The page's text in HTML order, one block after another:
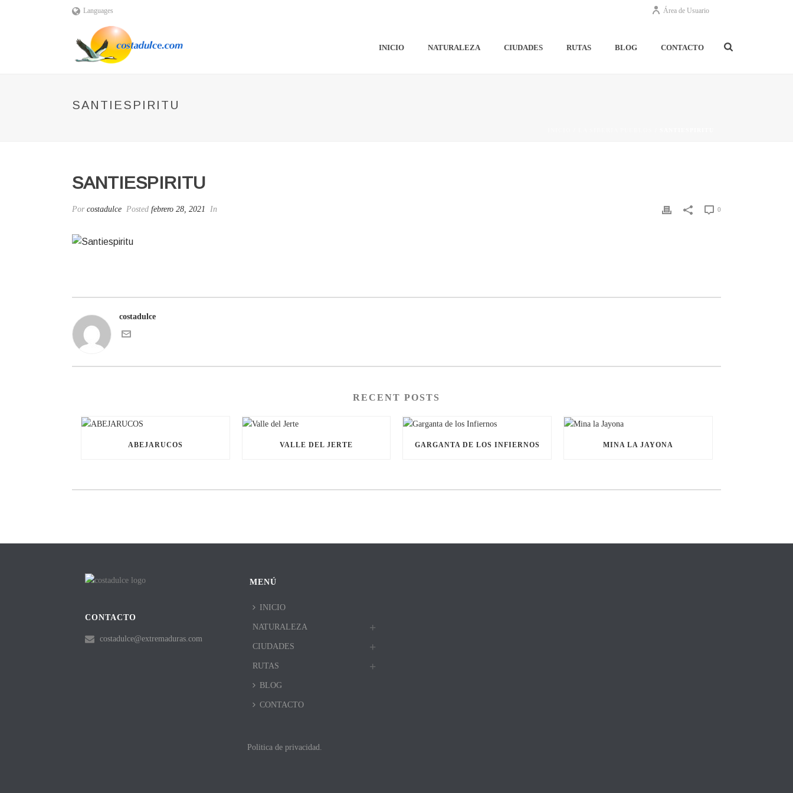
Languages Área de Usuario
INICIO NATURALEZA CIUDADES RUTAS BLOG CONTACTO
SANTIESPIRITU
SANTIESPIRITU
Por costadulce Posted febrero 28, 2021 In 0
costadulce
RECENT POSTS
ABEJARUCOS VALLE DEL JERTE GARGANTA DE LOS INFIERNOS MINA LA JAYONA
CONTACTO
costadulce@extremaduras.com
MENÚ
INICIO
NATURALEZA
CIUDADES
RUTAS
BLOG
CONTACTO
Politica de privacidad.